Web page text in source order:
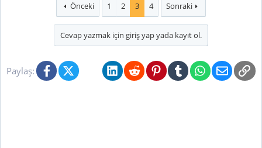
Önceki 1 2 3 4 Sonraki
Cevap yazmak için giriş yap yada kayıt ol.
Paylaş: FacebookX (Twitter)BlueskyLinkedInRedditPinterestTumblrWhatsApp
E-posta